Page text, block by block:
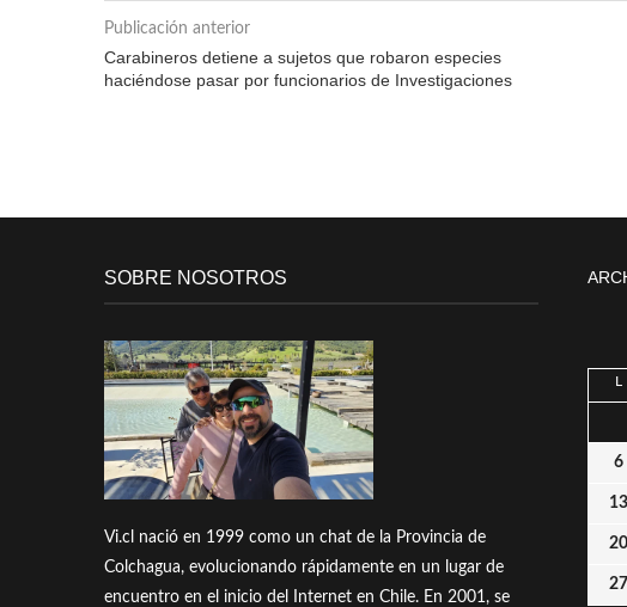
Publicación anterior
Carabineros detiene a sujetos que robaron especies
haciéndose pasar por funcionarios de Investigaciones
SOBRE NOSOTROS
Vi.cl nació en 1999 como un chat de la Provincia de
Colchagua, evolucionando rápidamente en un lugar de
encuentro en el inicio del Internet en Chile. En 2001, se
L
6
13
20
27